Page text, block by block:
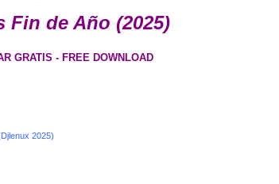
Fin de Año (2025)
GRATIS - FREE DOWNLOAD
2025)